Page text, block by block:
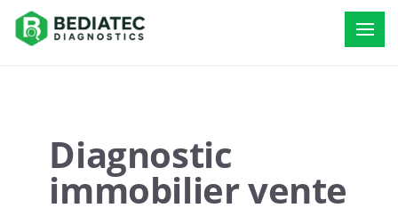
Diagnostic
immobilier vente